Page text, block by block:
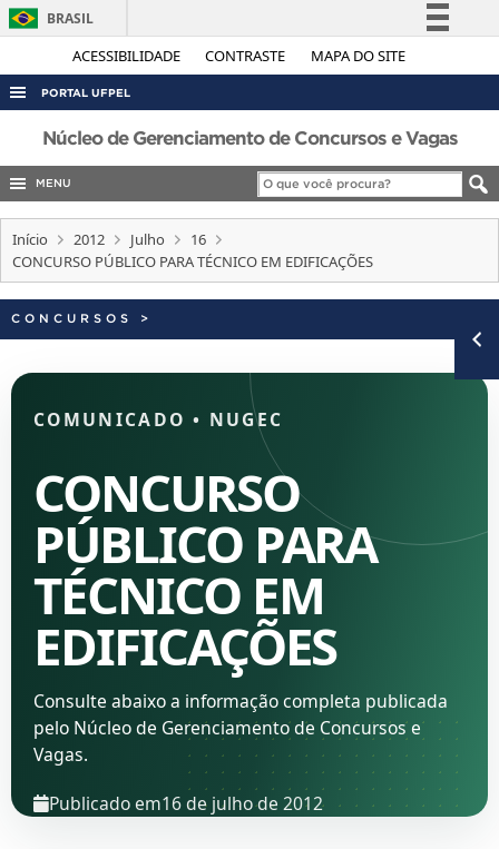
ACESSIBILIDADE CONTRASTE MAPA DO SITE
BRASIL
Simplifique!
Legislação
Canais
PORTAL UFPEL
ACESSO À INFORMAÇÃO
AUDITORIA
CONCURSOS
EDITAIS
INTERNACIONAL
Núcleo de Gerenciamento de Concursos e Vagas
MENU
Início 2012 Julho
16
CONCURSO PÚBLICO PARA TÉCNICO EM EDIFICAÇÕES
CONCURSOS >
COMUNICADO • NUGEC
CONCURSO
PÚBLICO PARA
TÉCNICO EM
EDIFICAÇÕES
Consulte abaixo a informação completa publicada
pelo Núcleo de Gerenciamento de Concursos e
Vagas.
Publicado em16 de julho de 2012